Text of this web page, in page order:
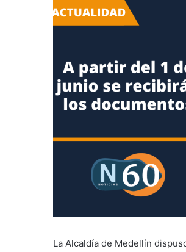
La Alcaldía de Medellín